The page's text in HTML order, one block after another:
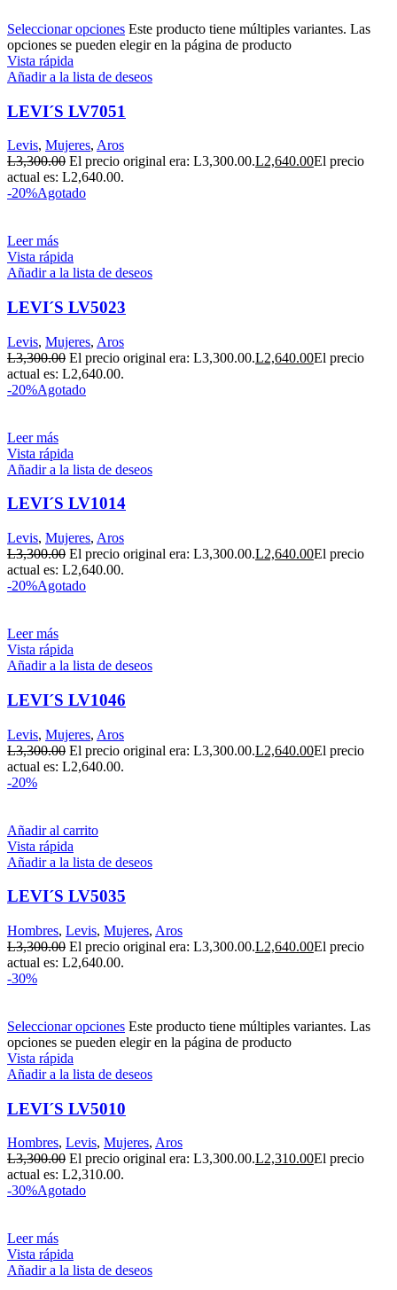
Seleccionar opciones Este producto tiene múltiples variantes. Las
opciones se pueden elegir en la página de producto
Vista rápida
Añadir a la lista de deseos
LEVI´S LV7051
Levis, Mujeres, Aros
L3,300.00 El precio original era: L3,300.00.L2,640.00El precio
actual es: L2,640.00.
-20%Agotado
Leer más
Vista rápida
Añadir a la lista de deseos
LEVI´S LV5023
Levis, Mujeres, Aros
L3,300.00 El precio original era: L3,300.00.L2,640.00El precio
actual es: L2,640.00.
-20%Agotado
Leer más
Vista rápida
Añadir a la lista de deseos
LEVI´S LV1014
Levis, Mujeres, Aros
L3,300.00 El precio original era: L3,300.00.L2,640.00El precio
actual es: L2,640.00.
-20%Agotado
Leer más
Vista rápida
Añadir a la lista de deseos
LEVI´S LV1046
Levis, Mujeres, Aros
L3,300.00 El precio original era: L3,300.00.L2,640.00El precio
actual es: L2,640.00.
-20%
Añadir al carrito
Vista rápida
Añadir a la lista de deseos
LEVI´S LV5035
Hombres, Levis, Mujeres, Aros
L3,300.00 El precio original era: L3,300.00.L2,640.00El precio
actual es: L2,640.00.
-30%
Seleccionar opciones Este producto tiene múltiples variantes. Las
opciones se pueden elegir en la página de producto
Vista rápida
Añadir a la lista de deseos
LEVI´S LV5010
Hombres, Levis, Mujeres, Aros
L3,300.00 El precio original era: L3,300.00.L2,310.00El precio
actual es: L2,310.00.
-30%Agotado
Leer más
Vista rápida
Añadir a la lista de deseos